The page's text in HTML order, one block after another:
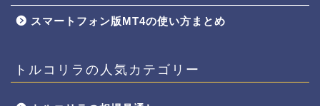
スマートフォン版MT4の使い方まとめ
トルコリラの人気カテゴリー